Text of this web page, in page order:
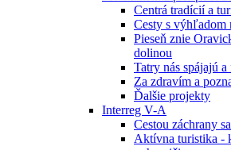
Centrá tradícií a
Cesty s výhľadom
Pieseň znie
dolinou
Tatry nás spájajú a
Za zdravím a
Ďalšie projekty
Interreg V-A
Cestou záchrany
Aktívna turistika -